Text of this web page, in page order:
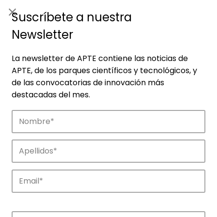
Empresas
Descubre las empresas que impulsan la
innovación en los parques de APTE.
Suscríbete a nuestra
Newsletter
La newsletter de APTE contiene las noticias de
APTE, de los parques científicos y tecnológicos, y
de las convocatorias de innovación más
destacadas del mes.